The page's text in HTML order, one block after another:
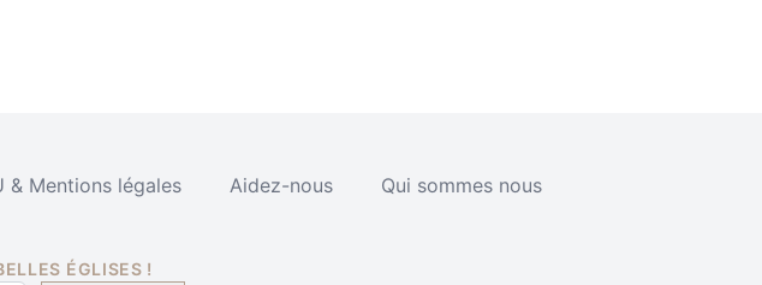
& Mentions légales Aidez-nous Qui sommes nous
ÉGLISES !